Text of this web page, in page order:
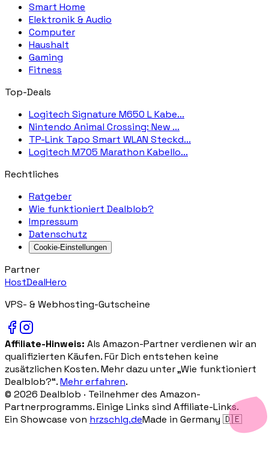
Smart Home
Elektronik & Audio
Computer
Haushalt
Gaming
Fitness
Top-Deals
Logitech Signature M650 L Kabe...
Nintendo Animal Crossing: New ...
TP-Link Tapo Smart WLAN Steckd...
Logitech M705 Marathon Kabello...
Rechtliches
Ratgeber
Wie funktioniert Dealblob?
Impressum
Datenschutz
Cookie-Einstellungen
Partner
HostDealHero
VPS- & Webhosting-Gutscheine
Affiliate-Hinweis: Als Amazon-Partner verdienen wir an
qualifizierten Käufen. Für Dich entstehen keine
zusätzlichen Kosten. Mehr dazu unter „Wie funktioniert
Dealblob?“.Mehr erfahren.
© 2026 Dealblob · Teilnehmer des Amazon-
Partnerprogramms. Einige Links sind Affiliate-Links.
Ein Showcase von hrzschlg.deMade in Germany 🇩🇪